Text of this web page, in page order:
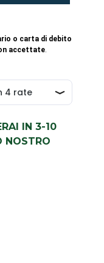
o carta di debito
accettate
IN 3-10
NOSTRO